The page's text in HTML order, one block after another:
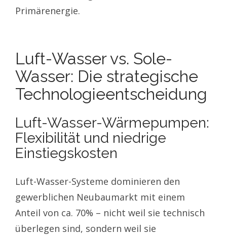
Primärenergie.
Luft-Wasser vs. Sole-
Wasser: Die strategische
Technologieentscheidung
Luft-Wasser-Wärmepumpen:
Flexibilität und niedrige
Einstiegskosten
Luft-Wasser-Systeme dominieren den
gewerblichen Neubaumarkt mit einem
Anteil von ca. 70% – nicht weil sie technisch
überlegen sind, sondern weil sie